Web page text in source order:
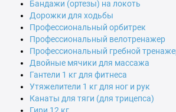
Бандажи (ортезы) на локоть
Дорожки для ходьбы
Профессиональный орбитрек
Профессиональный велотренажер
Профессиональный гребной
Двойные мячики для массажа
Гантели 1 кг для фитнеса
Утяжелители 1 кг для ног и рук
Канаты для тяги (для трицепса)